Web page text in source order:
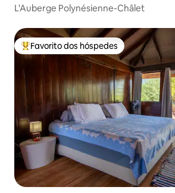
L'Auberge Polynésienne-Châlet
Favoritos dos hóspedes mais apreciados
Favorito dos hóspedes